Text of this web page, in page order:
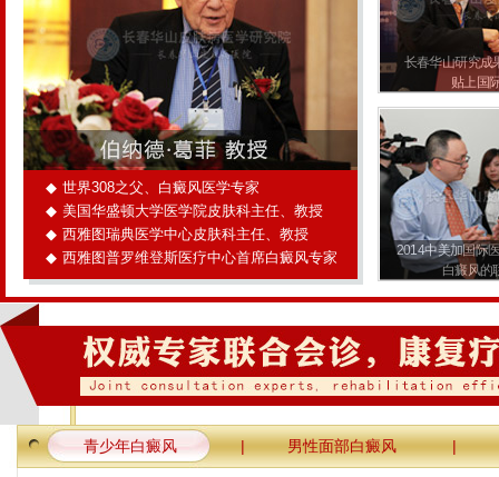
◆ 世界308之父、白癜风医学专家
◆ 美国华盛顿大学医学院皮肤科主任、教授
◆ 西雅图瑞典医学中心皮肤科主任、教授
◆ 西雅图普罗维登斯医疗中心首席白癜风专家
长春华山研究成
贴上国
2014中美加国际
白癜风的
青少年白癜风 | 男性面部白癜风 |